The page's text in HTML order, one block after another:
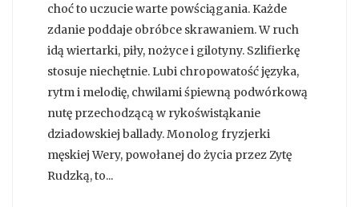
choć to uczucie warte powściągania. Każde
zdanie poddaje obróbce skrawaniem. W ruch
idą wiertarki, piły, nożyce i gilotyny. Szlifierkę
stosuje niechętnie. Lubi chropowatość języka,
rytm i melodię, chwilami śpiewną podwórkową
nutę przechodzącą w rykoświstąkanie
dziadowskiej ballady. Monolog fryzjerki
męskiej Wery, powołanej do życia przez Zytę
Rudzką, to...